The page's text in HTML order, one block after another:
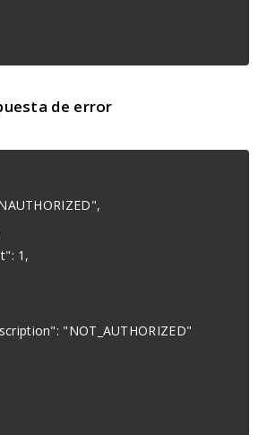
de error
1,
"NOT_AUTHORIZED"